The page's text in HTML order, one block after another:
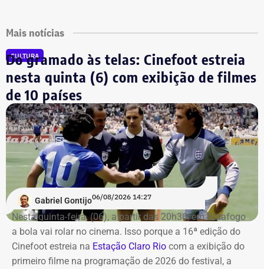
Mais notícias
CULTURA
Do gramado às telas: Cinefoot estreia
nesta quinta (6) com exibição de filmes
de 10 países
Gabriel Gontijo06/08/2026 14:27
Nesta quinta-feira, (06), a partir das 20h30, em Botafogo
a bola vai rolar no cinema. Isso porque a 16ª edição do
Cinefoot estreia na Estação Claro Rio com a exibição do
primeiro filme na programação de 2026 do festival, a